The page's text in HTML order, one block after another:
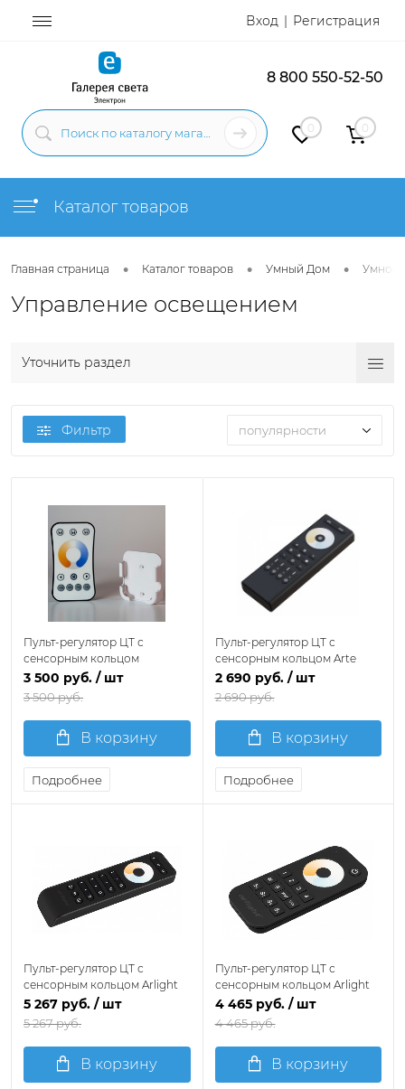
Вход Регистрация
8 800 550-52-50
0 0
Каталог товаров
Главная страница • Каталог товаров • Умный Дом • Умное
Управление освещением
Уточнить раздел
Фильтр популярности
Пульт-регулятор ЦТ с
сенсорным кольцом
Favourite 2001-RC-002
3 500 руб. / шт
3 500 руб.
В корзину
Подробнее
Пульт-регулятор ЦТ с
сенсорным кольцом Arte
Lamp SMART A70RC-02CH-BK
2 690 руб. / шт
2 690 руб.
В корзину
Подробнее
Пульт-регулятор ЦТ с
сенсорным кольцом Arlight
SMART 032942
5 267 руб. / шт
5 267 руб.
В корзину
Пульт-регулятор ЦТ с
сенсорным кольцом Arlight
SMART 031936
4 465 руб. / шт
4 465 руб.
В корзину